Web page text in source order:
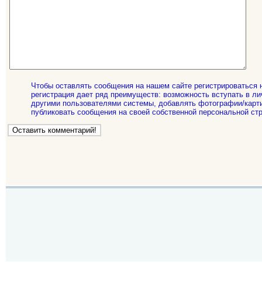
Чтобы оставлять сообщения на нашем сайте регистрироваться
регистрация дает ряд преимуществ: возможность вступать в
другими пользователями системы, добавлять фотографии/
публиковать сообщения на своей собственной персональной